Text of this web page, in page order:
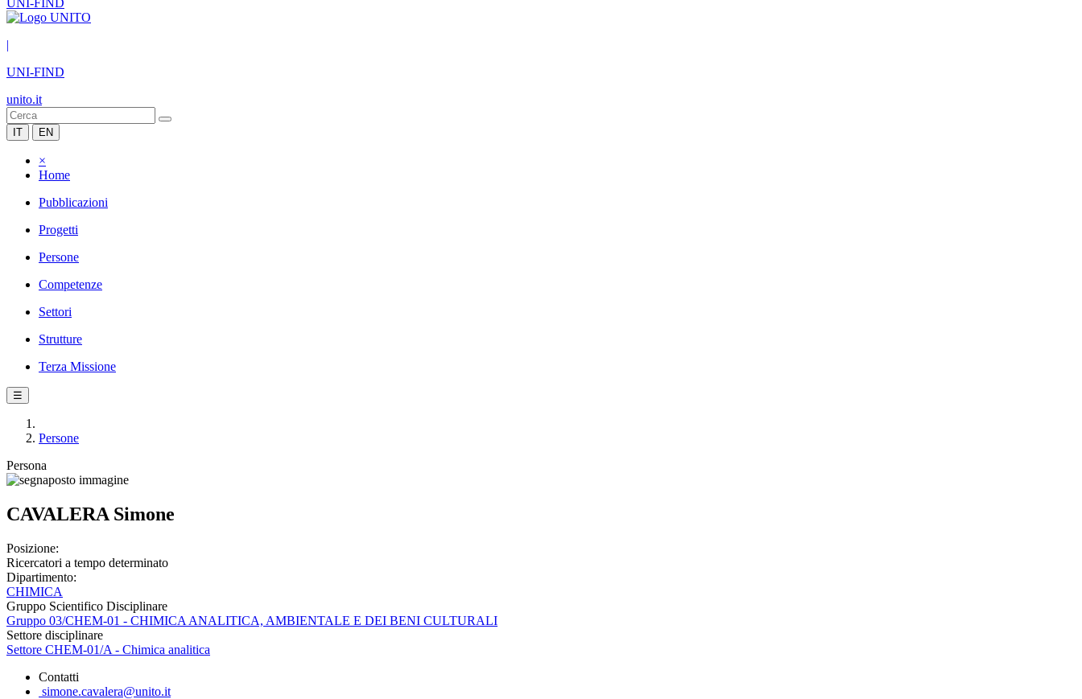
UNI-FIND
|
UNI-FIND
unito.it
IT EN
×
Home
Pubblicazioni
Progetti
Persone
Competenze
Settori
Strutture
Terza Missione
☰
Persone
Persona
CAVALERA Simone
Posizione:
Ricercatori a tempo determinato
Dipartimento:
CHIMICA
Gruppo Scientifico Disciplinare
Gruppo 03/CHEM-01 - CHIMICA ANALITICA, AMBIENTALE E DEI BENI CULTURALI
Settore disciplinare
Settore CHEM-01/A - Chimica analitica
Contatti
simone.cavalera@unito.it